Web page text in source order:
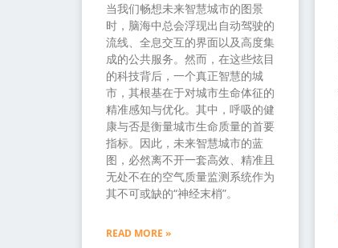
当我们畅想未来智慧城市的图景
时，脑海中总会浮现出自动驾驶的
流线、全息交互的界面以及高度集
成的公共服务。然而，在这些炫目
的科技背后，一个真正智慧的城
市，其根基在于对城市生命体征的
精准感知与优化。其中，呼吸的健
康与否是衡量城市生命质量的首要
指标。因此，未来智慧城市的蓝
图，必然离不开一套高效、精准且
无处不在的空气质量监测系统作为
其不可或缺的“神经末梢”。
READ MORE »